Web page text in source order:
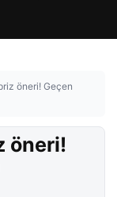
öneri! Geçen
öneri!